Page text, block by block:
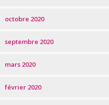
octobre 2020
septembre 2020
mars 2020
février 2020